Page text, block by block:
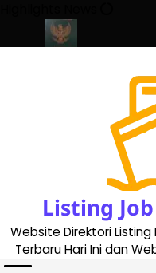
content
Listing
Website Direktori
Terbaru Hari Ini dan